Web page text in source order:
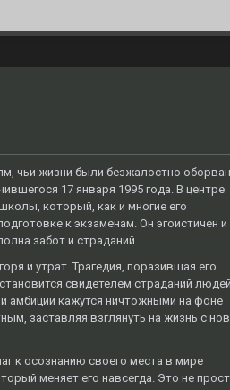
чьи жизни были безжалостно
17 января 1995 года. В центре
который, как и многие его
к экзаменам. Он эгоистичен и
забот и страданий.
и утрат. Трагедия, поразившая его
свидетелем страданий
амбиции кажутся ничтожными на фоне
заставляя взглянуть на жизнь с
к осознанию своего места в мире
меняет его навсегда. Это не